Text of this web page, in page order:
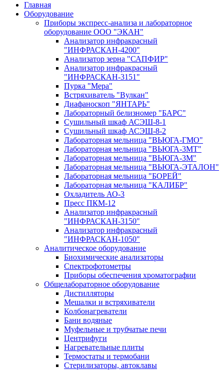
Главная
Оборудование
Приборы экспресс-анализа и лабораторное
оборудование ООО "ЭКАН"
Анализатор инфракрасный
"ИНФРАСКАН-4200"
Анализатор зерна "САПФИР"
Анализатор инфракрасный
"ИНФРАСКАН-3151"
Пурка "Мера"
Встряхиватель "Вулкан"
Диафаноскоп "ЯНТАРЬ"
Лабораторный белизномер "БАРС"
Сушильный шкаф АСЭШ-8-1
Сушильный шкаф АСЭШ-8-2
Лабораторная мельница "ВЬЮГА-ГМО"
Лабораторная мельница "ВЬЮГА-3МТ"
Лабораторная мельница "ВЬЮГА-3М"
Лабораторная мельница "ВЬЮГА-ЭТАЛОН"
Лабораторная мельница "БОРЕЙ"
Лабораторная мельница "КАЛИБР"
Охладитель АО-3
Пресс ПКМ-12
Анализатор инфракрасный
"ИНФРАСКАН-3150"
Анализатор инфракрасный
"ИНФРАСКАН-1050"
Аналитическое оборудование
Биохимические анализаторы
Спектрофотометры
Приборы обеспечения хроматографии
Общелабораторное оборудование
Дистилляторы
Мешалки и встряхиватели
Колбонагреватели
Бани водяные
Муфельные и трубчатые печи
Центрифуги
Нагревательные плиты
Термостаты и термобани
Стерилизаторы, автоклавы